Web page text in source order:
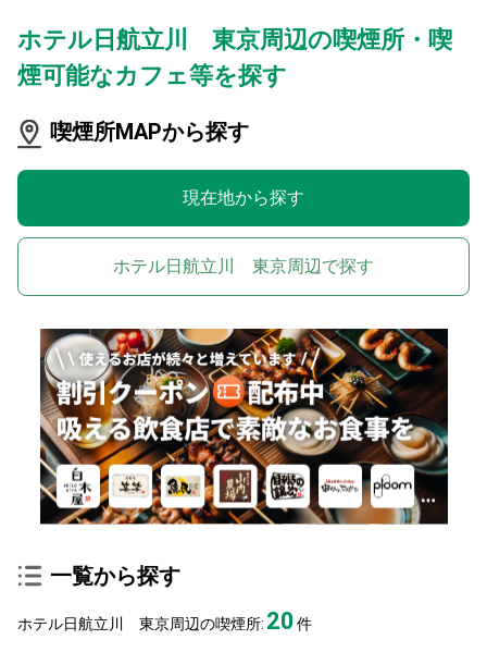
ホテル日航立川 東京周辺の喫煙所・喫
煙可能なカフェ等を探す
喫煙所MAPから探す
現在地から探す
ホテル日航立川 東京周辺で探す
一覧から探す
ホテル日航立川 東京周辺の喫煙所: 20件